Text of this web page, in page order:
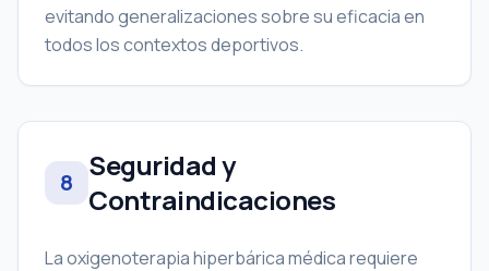
evitando generalizaciones sobre su eficacia en
todos los contextos deportivos.
8 Seguridad y
Contraindicaciones
La oxigenoterapia hiperbárica médica requiere